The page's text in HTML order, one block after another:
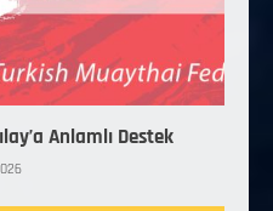
Anlamlı Destek